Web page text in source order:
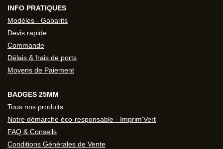
INFO PRATIQUES
Modèles - Gabarits
Devis rapide
Commande
Délais & frais de ports
Moyens de Paiement
BADGES 25MM
Tous nos produits
Notre démarche éco-responsable - Imprim'Vert
FAQ & Conseils
Conditions Générales de Vente